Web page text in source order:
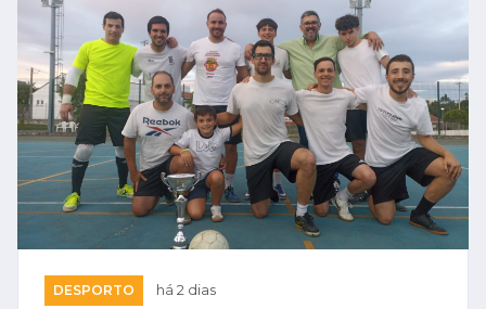
DESPORTO há 2 dias